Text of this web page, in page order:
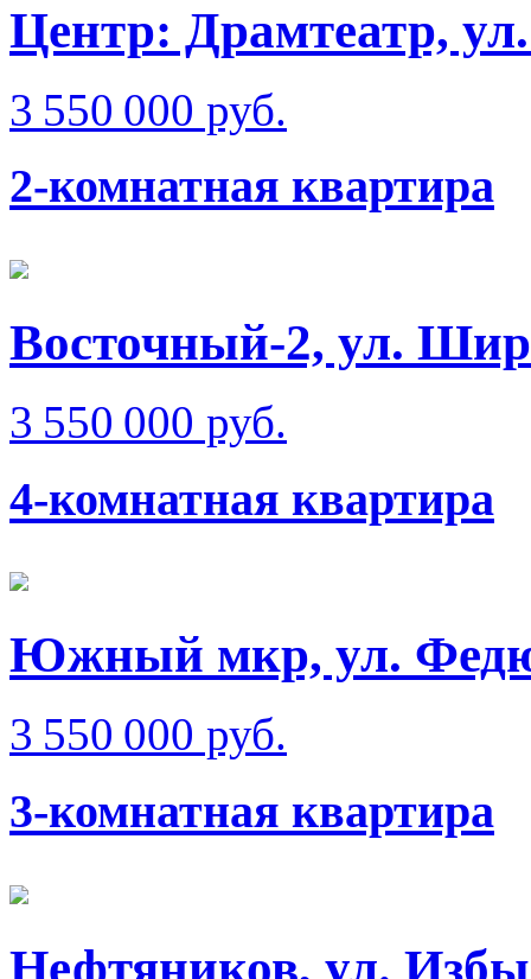
Центр: Драмтеатр,
3 550 000 руб.
2-комнатная квартира
Восточный-2, ул.
3 550 000 руб.
4-комнатная квартира
Южный мкр, ул.
3 550 000 руб.
3-комнатная квартира
Нефтяников, ул.